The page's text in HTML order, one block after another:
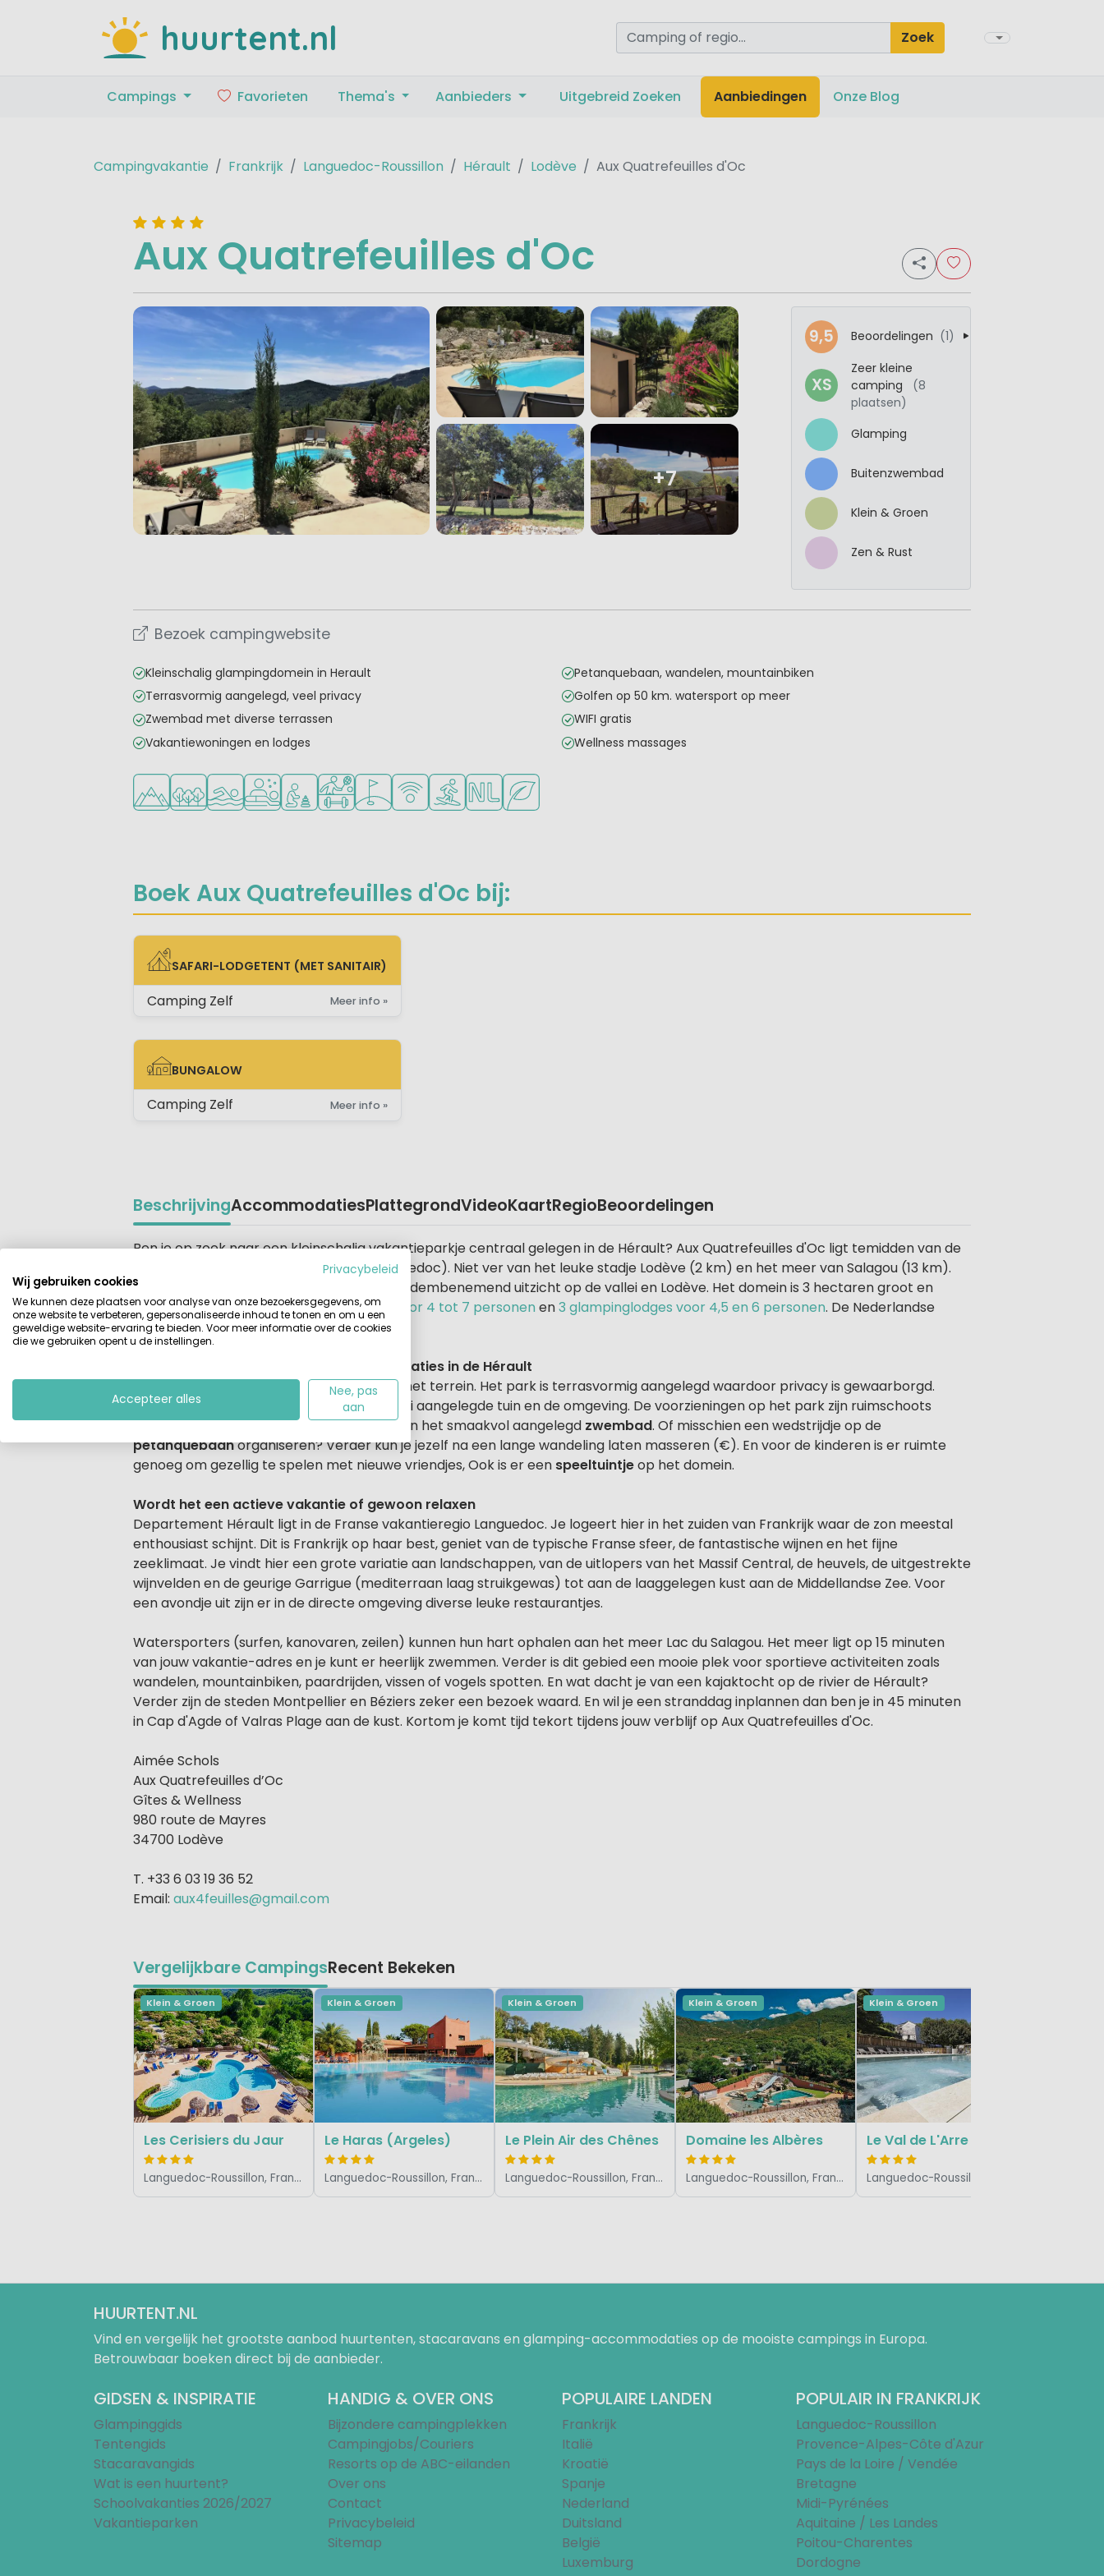
huurtent.nl Zoek
Campings Favorieten Thema's Aanbieders Uitgebreid Zoeken Aanbiedingen Onze Blog
Campingvakantie Frankrijk Languedoc-Roussillon Hérault Lodève Aux Quatrefeuilles d'Oc
Aux Quatrefeuilles d'Oc
+7
9,5 Beoordelingen (1)
XS
Zeer kleine
camping
(8
plaatsen)
Glamping
Buitenzwembad
Klein & Groen
Zen & Rust
Bezoek campingwebsite
Kleinschalig glampingdomein in Herault
Terrasvormig aangelegd, veel privacy
Zwembad met diverse terrassen
Vakantiewoningen en lodges
Petanquebaan, wandelen, mountainbiken
Golfen op 50 km. watersport op meer
WIFI gratis
Wellness massages
Ligt in de heuvels/bergen
Ligt in een bosrijke omgeving
Openlucht zwembad
Wellnessfaciliteiten
Aanbevolen voor jonge kinderen
Veel mogelijkheden om te sporten
Golfbaan in de buurt
WiFi beschikbaar
Watersportfaciliteiten
Nederlandse eigenaar/beheerder
Groene ligging
Boek Aux Quatrefeuilles d'Oc bij:
SAFARI-LODGETENT (MET SANITAIR)
SAFARI-LODGETENT (MET SANITAIR)
Camping Zelf Meer info »
BUNGALOW
BUNGALOW
Camping Zelf Meer info »
BeschrijvingAccommodatiesPlattegrondVideoKaartRegioBeoordelingen
Beschrijving
Ben je op zoek naar een kleinschalig vakantieparkje centraal gelegen in de Hérault? Aux Quatrefeuilles d'Oc ligt temidden van de
ongerepte natuur van de Occitanie (Languedoc). Niet ver van het leuke stadje Lodève (2 km) en het meer van Salagou (13 km).
Vanaf deze glampingcamping heb je een adembenemend uitzicht op de vallei en Lodève. Het domein is 3 hectaren groot en
verspreid liggen5 mooie vakantie-gîtes voor 4 tot 7 personen en3 glampinglodges voor 4,5 en 6 personen. De Nederlandse
eigenaar heet je van harte welkom.
Een paradijsje met glamping-accommodaties in de Hérault
De accommodaties liggen verspreid over het terrein. Het park is terrasvormig aangelegd waardoor privacy is gewaarborgd.
Geniet vanaf jouw eigen terras van de mooi aangelegde tuin en de omgeving. De voorzieningen op het park zijn ruimschoots
aanwezig. Wat dacht je van een frisse duik in het smaakvol aangelegd zwembad. Of misschien een wedstrijdje op de
petanquebaanorganiseren? Verder kun je jezelf na een lange wandeling laten masseren (€). En voor de kinderen is er ruimte
genoeg om gezellig te spelen met nieuwe vriendjes, Ook is er een speeltuintjeop het domein.
Wordt het een actieve vakantie of gewoon relaxen
Departement Hérault ligt in de Franse vakantieregio Languedoc. Je logeert hier in het zuiden van Frankrijk waar de zon meestal
enthousiast schijnt. Dit is Frankrijk op haar best, geniet van de typische Franse sfeer, de fantastische wijnen en het fijne
zeeklimaat. Je vindt hier een grote variatie aan landschappen, van de uitlopers van het Massif Central, de heuvels, de uitgestrekte
wijnvelden en de geurige Garrigue (mediterraan laag struikgewas) tot aan de laaggelegen kust aan de Middellandse Zee. Voor
een avondje uit zijn er in de directe omgeving diverse leuke restaurantjes.
Watersporters (surfen, kanovaren, zeilen) kunnen hun hart ophalen aan het meer Lac du Salagou. Het meer ligt op 15 minuten
van jouw vakantie-adres en je kunt er heerlijk zwemmen. Verder is dit gebied een mooie plek voor sportieve activiteiten zoals
wandelen, mountainbiken, paardrijden, vissen of vogels spotten. En wat dacht je van een kajaktocht op de rivier de Hérault?
Verder zijn de steden Montpellier en Béziers zeker een bezoek waard. En wil je een stranddag inplannen dan ben je in 45 minuten
in Cap d'Agde of Valras Plage aan de kust. Kortom je komt tijd tekort tijdens jouw verblijf op Aux Quatrefeuilles d'Oc.
Aimée Schols
Aux Quatrefeuilles d’Oc
Gîtes & Wellness
980 route de Mayres
34700 Lodève
T. +33 6 03 19 36 52
Email: aux4feuilles@gmail.com
Vergelijkbare CampingsRecent Bekeken
Klein & Groen
Les Cerisiers du Jaur
Languedoc-Roussillon, Frankrijk
Klein & Groen
Le Haras (Argeles)
Languedoc-Roussillon, Frankrijk
Klein & Groen
Le Plein Air des Chênes
Languedoc-Roussillon, Frankrijk
Klein & Groen
Domaine les Albères
Languedoc-Roussillon, Frankrijk
Klein & Groen
Le Val de L'Arre
HUURTENT.NL
Vind en vergelijk het grootste aanbod huurtenten, stacaravans en glamping-accommodaties op de mooiste campings in Europa.
Betrouwbaar boeken direct bij de aanbieder.
GIDSEN & INSPIRATIE
Glampinggids
Tentengids
Stacaravangids
Wat is een huurtent?
Schoolvakanties 2026/2027
Vakantieparken
HANDIG & OVER ONS
Bijzondere campingplekken
Campingjobs/Couriers
Resorts op de ABC-eilanden
Over ons
Contact
Privacybeleid
Sitemap
POPULAIRE LANDEN
Frankrijk
Italië
Kroatië
Spanje
Nederland
Duitsland
België
Luxemburg
POPULAIR IN FRANKRIJK
Languedoc-Roussillon
Provence-Alpes-Côte d'Azur
Pays de la Loire / Vendée
Bretagne
Midi-Pyrénées
Aquitaine / Les Landes
Poitou-Charentes
Dordogne
Privacybeleid
Wij gebruiken cookies
We kunnen deze plaatsen voor analyse van onze bezoekersgegevens, om
onze website te verbeteren, gepersonaliseerde inhoud te tonen en om u een
geweldige website-ervaring te bieden. Voor meer informatie over de cookies
die we gebruiken opent u de instellingen.
Accepteer alles
Nee, pas
aan